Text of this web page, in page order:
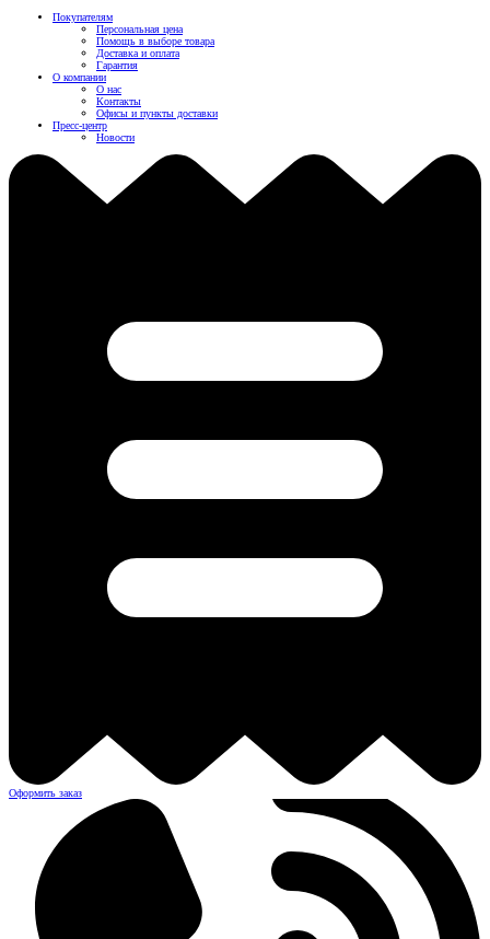
Покупателям
Персональная цена
Помощь в выборе товара
Доставка и оплата
Гарантия
О компании
О нас
Контакты
Офисы и пункты доставки
Пресс-центр
Новости
Оформить заказ